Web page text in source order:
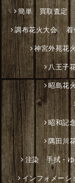
簡単 買取査定
調布花火大会 着
神宮外苑
八王
昭島
昭和記
隅田
注染 手拭・ゆ
インフォメーシ